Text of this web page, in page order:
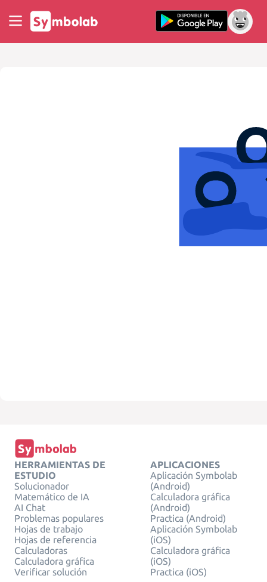
HERRAMIENTAS DE
ESTUDIO
Solucionador
Matemático de IA
AI Chat
Problemas populares
Hojas de trabajo
Hojas de referencia
Calculadoras
Calculadora gráfica
Verificar solución
APLICACIONES
Aplicación Symbolab
(Android)
Calculadora gráfica
(Android)
Practica (Android)
Aplicación Symbolab
(iOS)
Calculadora gráfica
(iOS)
Practica (iOS)